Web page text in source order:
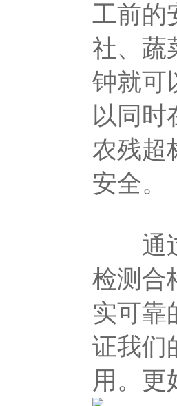
工前的
社、蔬
钟就可
以同时
农残超
安全。
通过
检测合
实可靠
证我们
用。更